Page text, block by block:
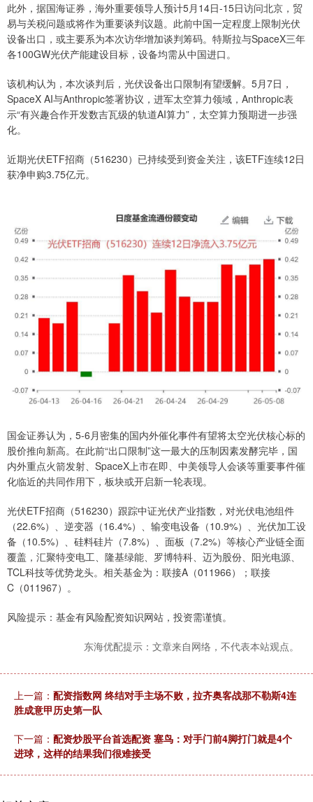
此外，据国海证券，海外重要领导人预计5月14日-15日访问北京，贸
易与关税问题或将作为重要谈判议题。此前中国一定程度上限制光伏
设备出口，或主要系为本次访华增加谈判筹码。特斯拉与SpaceX三年
各100GW光伏产能建设目标，设备均需从中国进口。
该机构认为，本次谈判后，光伏设备出口限制有望缓解。5月7日，
SpaceX AI与Anthropic签署协议，进军太空算力领域，Anthropic表
示“有兴趣合作开发数吉瓦级的轨道AI算力”，太空算力预期进一步强
化。
近期光伏ETF招商（516230）已持续受到资金关注，该ETF连续12日
获净申购3.75亿元。
国金证券认为，5-6月密集的国内外催化事件有望将太空光伏核心标的
股价推向新高。在此前“出口限制”这一最大的压制因素发酵完毕，国
内外重点火箭发射、SpaceX上市在即、中美领导人会谈等重要事件催
化临近的共同作用下，板块或开启新一轮表现。
光伏ETF招商（516230）跟踪中证光伏产业指数，对光伏电池组件
（22.6%）、逆变器（16.4%）、输变电设备（10.9%）、光伏加工设
备（10.5%）、硅料硅片（7.8%）、面板（7.2%）等核心产业链全面
覆盖，汇聚特变电工、隆基绿能、罗博特科、迈为股份、阳光电源、
TCL科技等优势龙头。相关基金为：联接A（011966）；联接
C（011967）。
风险提示：基金有风险配资知识网站，投资需谨慎。
东海优配提示：文章来自网络，不代表本站观点。
上一篇： 配资指数网 终结对手主场不败，拉齐奥客战那不勒斯4连
胜成意甲历史第一队
下一篇： 配资炒股平台首选配资 塞鸟：对手门前4脚打门就是4个
进球，这样的结果我们很难接受